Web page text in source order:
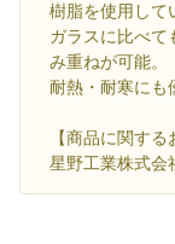
樹脂を使用して
ガラスに比べて
み重ねが可能。
耐熱・耐寒にも
【商品に関する
星野工業株式